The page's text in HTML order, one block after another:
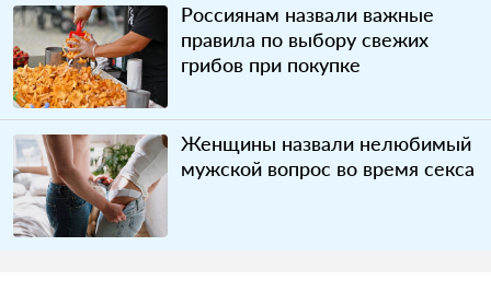
Россиянам назвали важные
правила по выбору свежих
грибов при покупке
Женщины назвали нелюбимый
мужской вопрос во время секса